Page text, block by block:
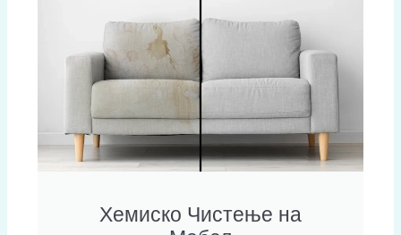
Хемиско Чистење на